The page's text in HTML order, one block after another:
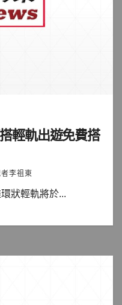
輕軌出遊免費搭
李祖東
狀輕軌將於...